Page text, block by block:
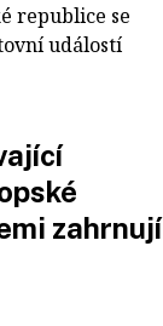
republice se
událostí
zahrnují